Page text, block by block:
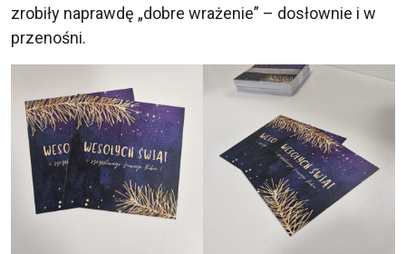
zrobiły naprawdę „dobre wrażenie” – dosłownie i w
przenośni.